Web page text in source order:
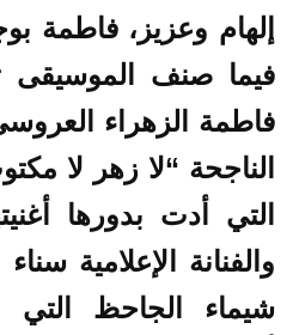
إلهام وعزيز، فاطمة
فيما صنف
فاطمة الزهراء
الناجحة “لا زهر لا
التي أدت بدورها
والفنانة الإعلامية
شيماء الجاحظ